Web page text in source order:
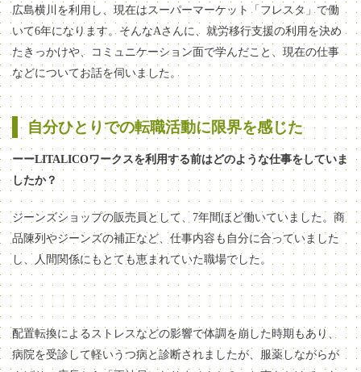
広島横川を利用し、現在はスーパーマーケット「フレスタ」で働
いて6年になります。そんなAさんに、就労移行支援の利用を決め
たきっかけや、コミュニケーション面で学んだこと、現在の仕事
などについてお話を伺いました。
自分ひとりでの転職活動に限界を感じた
ーーLITALICOワークスを利用する前はどのような仕事をしていま
したか？
ジーンズショップの販売員として、7年間ほど働いていました。商
品陳列やジーンズの補正など、仕事内容も自分に合っていました
し、人間関係にもとても恵まれていた職場でした。
配置転換によるストレスなどの影響で体調を崩した時期もあり、
病院を受診して軽いうつ病と診断されましたが、服薬しながらが